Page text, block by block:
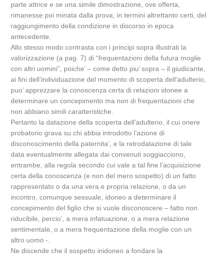
parte attrice e se una simile dimostrazione, ove offerta,
rimanesse poi minata dalla prova, in termini altrettanto certi, del
raggiungimento della condizione in discorso in epoca
antecedente.
Allo stesso modo contrasta con i principi sopra illustrati la
valorizzazione (a pag. 7) di “frequentazioni della futura moglie
con altri uomini”, poiche’ – come detto piu’ sopra – il giudicante,
ai fini dell’individuazione del momento di scoperta dell’adulterio,
puo’ apprezzare la conoscenza certa di relazioni idonee a
determinare un concepimento ma non di frequentazioni che
non abbiano simili caratteristiche.
Pertanto la datazione della scoperta dell’adulterio, il cui onere
probatorio grava su chi abbia introdotto l’azione di
disconoscimento della paternita’, e la retrodatazione di tale
data eventualmente allegata dai convenuti soggiacciono,
entrambe, alla regola secondo cui vale a tal fine l’acquisizione
certa della conoscenza (e non del mero sospetto) di un fatto
rappresentato o da una vera e propria relazione, o da un
incontro, comunque sessuale, idoneo a determinare il
concepimento del figlio che si vuole disconoscere – fatto non
riducibile, percio’, a mera infatuazione, o a mera relazione
sentimentale, o a mera frequentazione della moglie con un
altro uomo -.
Ne discende che il sospetto inidoneo a fondare la